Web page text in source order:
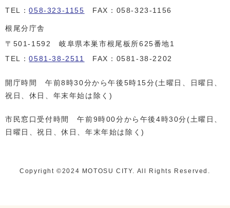
TEL：058-323-1155 FAX：058-323-1156
根尾分庁舎
〒501-1592 岐阜県本巣市根尾板所625番地1
TEL：0581-38-2511 FAX：0581-38-2202
開庁時間 午前8時30分から午後5時15分(土曜日、日曜日、
祝日、休日、年末年始は除く)
市民窓口受付時間 午前9時00分から午後4時30分(土曜日、
日曜日、祝日、休日、年末年始は除く)
Copyright ©️2024 MOTOSU CITY. All Rights Reserved.